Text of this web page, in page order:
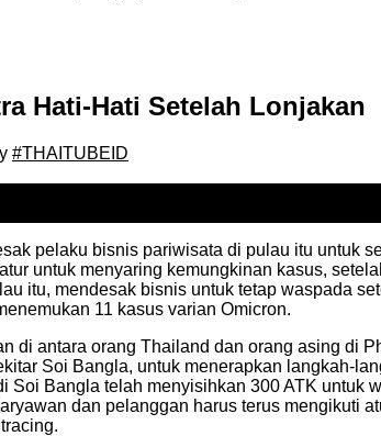
Hati-Hati Setelah Lonjakan
#THAITUBEID
pelaku bisnis pariwisata di pulau itu untuk
untuk menyaring kemungkinan kasus,
itu, mendesak bisnis untuk tetap waspada
11 kasus varian Omicron.
di antara orang Thailand dan orang asing di
Soi Bangla, untuk menerapkan langkah-
Soi Bangla telah menyisihkan 300 ATK
dan pelanggan harus terus mengikuti